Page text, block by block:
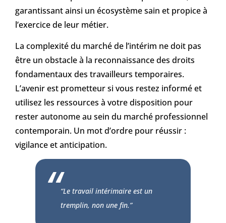
garantissant ainsi un écosystème sain et propice à
l’exercice de leur métier.
La complexité du marché de l’intérim ne doit pas
être un obstacle à la reconnaissance des droits
fondamentaux des travailleurs temporaires.
L’avenir est prometteur si vous restez informé et
utilisez les ressources à votre disposition pour
rester autonome au sein du marché professionnel
contemporain. Un mot d’ordre pour réussir :
vigilance et anticipation.
“Le travail intérimaire est un
tremplin, non une fin.”